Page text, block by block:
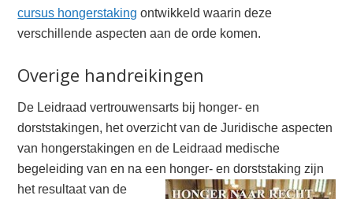
cursus hongerstaking ontwikkeld waarin deze
verschillende aspecten aan de orde komen.
Overige handreikingen
De Leidraad vertrouwensarts bij honger- en
dorststakingen, het overzicht van de Juridische aspecten
van hongerstakingen en de Leidraad medische
begeleiding van en na een honger- endorststaking zijn
het resultaat van de